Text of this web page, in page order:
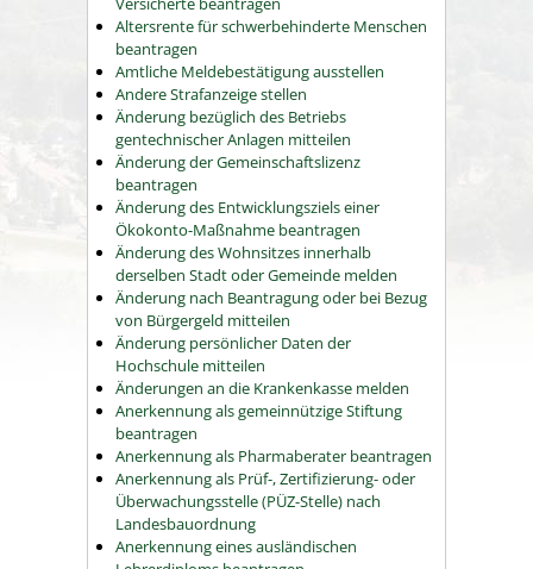
Altersrente für schwerbehinderte Menschen
beantragen
Amtliche Meldebestätigung ausstellen
Andere Strafanzeige stellen
Änderung bezüglich des Betriebs
gentechnischer Anlagen mitteilen
Änderung der Gemeinschaftslizenz
beantragen
Änderung des Entwicklungsziels einer
Ökokonto-Maßnahme beantragen
Änderung des Wohnsitzes innerhalb
derselben Stadt oder Gemeinde melden
Änderung nach Beantragung oder bei Bezug
von Bürgergeld mitteilen
Änderung persönlicher Daten der
Hochschule mitteilen
Änderungen an die Krankenkasse melden
Anerkennung als gemeinnützige Stiftung
beantragen
Anerkennung als Pharmaberater beantragen
Anerkennung als Prüf-, Zertifizierung- oder
Überwachungsstelle (PÜZ-Stelle) nach
Landesbauordnung
Anerkennung eines ausländischen